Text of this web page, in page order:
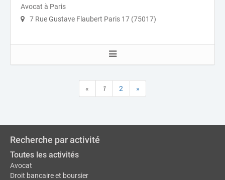
Avocat à Paris
7 Rue Gustave Flaubert Paris 17 (75017)
« 1 2 »
Recherche par activité
Toutes les activités
Avocat
Droit bancaire et boursier